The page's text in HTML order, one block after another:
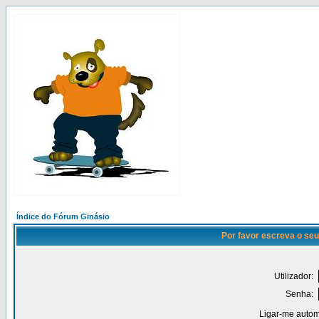
Índice do Fórum Ginásio
Por favor escreva o
Utilizador:
Senha:
Ligar-me